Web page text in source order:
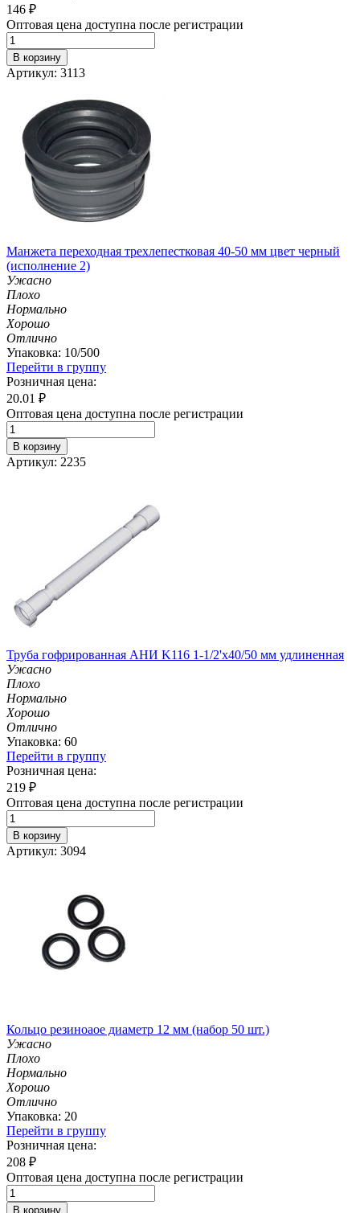
146 ₽
Оптовая цена доступна после регистрации
В корзину
Артикул: 3113
Манжета переходная трехлепестковая 40-50 мм цвет черный
(исполнение 2)
Ужасно
Плохо
Нормально
Хорошо
Отлично
Упаковка: 10/500
Перейти в группу
Розничная цена:
20.01 ₽
Оптовая цена доступна после регистрации
В корзину
Артикул: 2235
Труба гофрированная АНИ K116 1-1/2'х40/50 мм удлиненная
Ужасно
Плохо
Нормально
Хорошо
Отлично
Упаковка: 60
Перейти в группу
Розничная цена:
219 ₽
Оптовая цена доступна после регистрации
В корзину
Артикул: 3094
Кольцо резиноаое диаметр 12 мм (набор 50 шт.)
Ужасно
Плохо
Нормально
Хорошо
Отлично
Упаковка: 20
Перейти в группу
Розничная цена:
208 ₽
Оптовая цена доступна после регистрации
В корзину